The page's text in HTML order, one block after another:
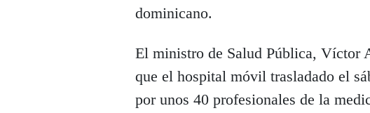
dominicano.
El ministro de Salud Pública, Víctor
que el hospital móvil trasladado el
por unos 40 profesionales de la